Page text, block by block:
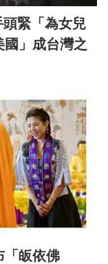
緊「為女兒
」成台灣之
「皈依佛